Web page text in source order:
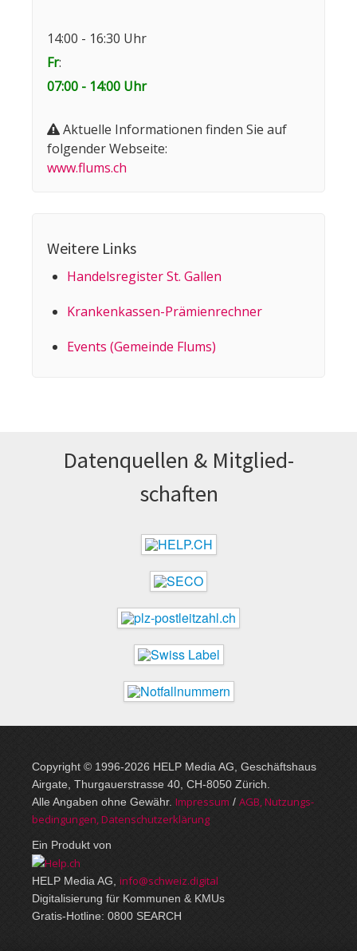
14:00 - 16:30 Uhr
Fr:
07:00 - 14:00 Uhr
Aktuelle Informationen finden Sie auf
folgender Webseite:
www.flums.ch
Weitere Links
Handelsregister St. Gallen
Kranken­kassen-Prämien­rechner
Events (Gemeinde Flums)
Datenquellen & Mitglied­
schaften
Copyright © 1996-2026 HELP Media AG, Geschäftshaus
Airgate, Thurgauer­strasse 40, CH-8050 Zürich.
Alle Angaben ohne Gewähr. Im­pres­sum / AGB, Nut­zungs­
bedin­gungen, Daten­schutz­er­klärung
Ein Produkt von
HELP Media AG, info@schweiz.digital
Digitalisierung für Kommunen & KMUs
Gratis-Hotline: 0800 SEARCH